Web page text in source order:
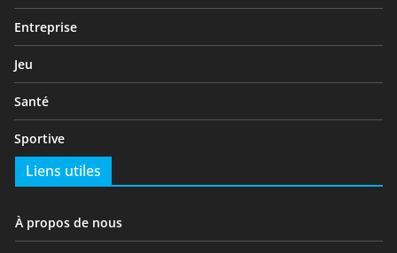
Entreprise
Jeu
Santé
Sportive
Liens utiles
À propos de nous